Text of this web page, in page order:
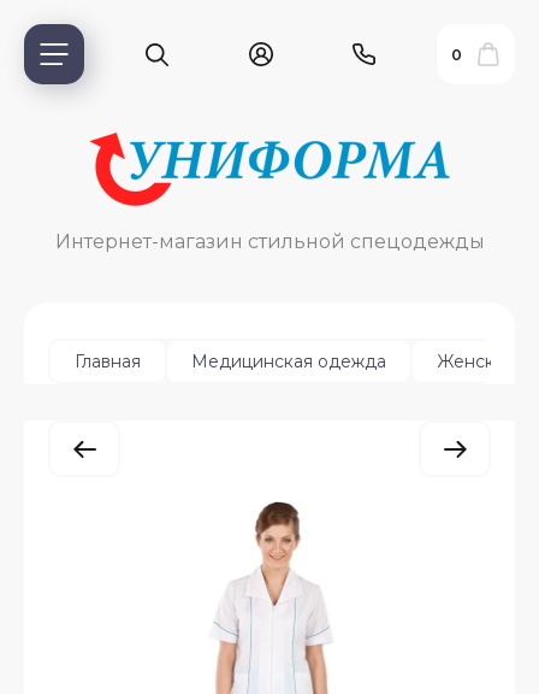
0
Интернет-магазин стильной спецодежды
Главная Медицинская одежда Женская